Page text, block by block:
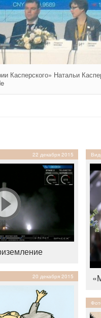
Касперского» Натальи
22 декабря 2015
20 декабря 2015